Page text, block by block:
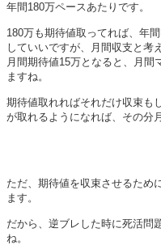
年間180万ペースあたりです。
180万も期待値取ってれば、年
していいですが、月間収支と考
月間期待値15万となると、月間
ますね。
期待値取れればそれだけ収束も
が取れるようになれば、その分
ただ、期待値を収束させるため
ます。
だから、逆ブレした時に死活問
ね。